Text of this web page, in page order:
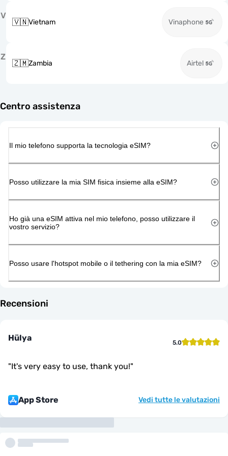
V
🇻🇳Vietnam Vinaphone
Z
🇿🇲Zambia Airtel
Centro assistenza
Il mio telefono supporta la tecnologia eSIM?
Posso utilizzare la mia SIM fisica insieme alla eSIM?
Ho già una eSIM attiva nel mio telefono, posso utilizzare il
vostro servizio?
Posso usare l'hotspot mobile o il tethering con la mia eSIM?
Recensioni
Hülya 5.0
"It's very easy to use, thank you!"
App Store Vedi tutte le valutazioni